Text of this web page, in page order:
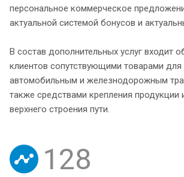
персональное коммерческое
актуальной системой бонусов и
В состав дополнительных услуг входит
клиентов сопутствующими товарами для
автомобильным и железнодорожным
также средствами крепления продукции
верхнего строения пути.
128